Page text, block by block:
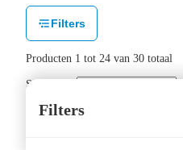
Filters
Filters
Producten 1 tot 24 van 30 totaal
Sorteer op: